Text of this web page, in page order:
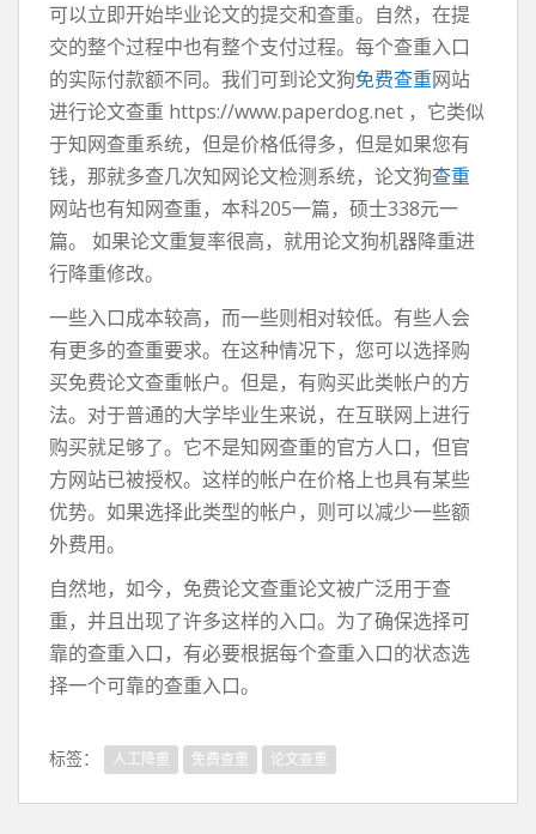
可以立即开始毕业论文的提交和查重。自然，在提
交的整个过程中也有整个支付过程。每个查重入口
的实际付款额不同。我们可到论文狗免费查重网站
进行论文查重 https://www.paperdog.net ，它类似
于知网查重系统，但是价格低得多，但是如果您有
钱，那就多查几次知网论文检测系统，论文狗查重
网站也有知网查重，本科205一篇，硕士338元一
篇。 如果论文重复率很高，就用论文狗机器降重进
行降重修改。
一些入口成本较高，而一些则相对较低。有些人会
有更多的查重要求。在这种情况下，您可以选择购
买免费论文查重帐户。但是，有购买此类帐户的方
法。对于普通的大学毕业生来说，在互联网上进行
购买就足够了。它不是知网查重的官方人口，但官
方网站已被授权。这样的帐户在价格上也具有某些
优势。如果选择此类型的帐户，则可以减少一些额
外费用。
自然地，如今，免费论文查重论文被广泛用于查
重，并且出现了许多这样的入口。为了确保选择可
靠的查重入口，有必要根据每个查重入口的状态选
择一个可靠的查重入口。
标签： 人工降重 免费查重 论文查重